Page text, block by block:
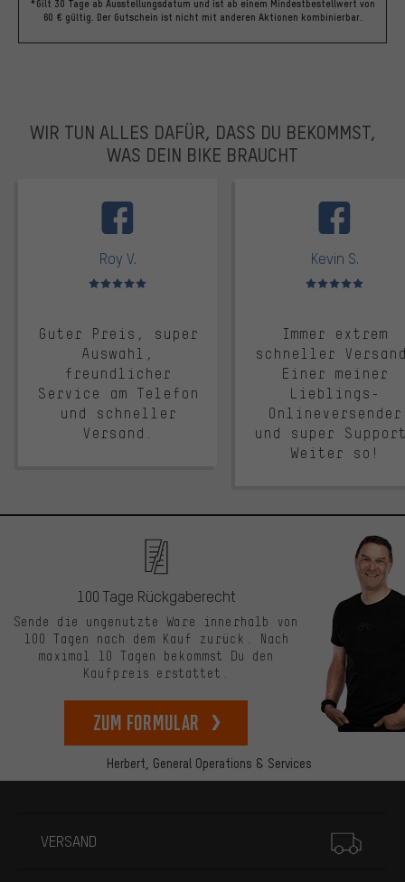
*Gilt 30 Tage ab Ausstellungsdatum und ist ab einem Mindestbestellwert von
60 € gültig. Der Gutschein ist nicht mit anderen Aktionen kombinierbar.
WIR TUN ALLES DAFÜR, DASS DU BEKOMMST,
WAS DEIN BIKE BRAUCHT
Roy V.
Bewertungen: 5 von 5
Guter Preis, super
Auswahl,
freundlicher
Service am Telefon
und schneller
Versand.
Kevin S.
Bewertungen: 5 von 5
Immer extrem
schneller
Einer meiner
Lieblings-
Onlineversender
und super
Weiter so!
Herbert, General Operations & Services
100 Tage Rückgaberecht
Sende die ungenutzte Ware innerhalb von
100 Tagen nach dem Kauf zurück. Nach
maximal 10 Tagen bekommst Du den
Kaufpreis erstattet.
zum Formular
VERSAND